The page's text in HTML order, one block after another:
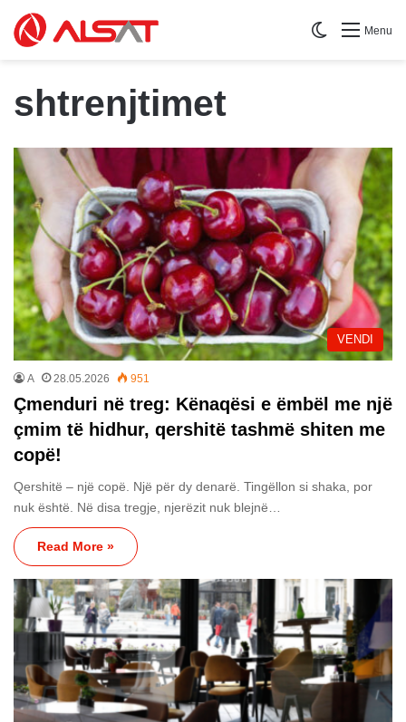
Menu
Switch skin
shtrenjtimet
VENDI
A 28.05.2026 951
Çmenduri në treg: Kënaqësi e ëmbël me një
çmim të hidhur, qershitë tashmë shiten me
copë!
Qershitë – një copë. Një për dy denarë. Tingëllon si shaka, por
nuk është. Në disa tregje, njerëzit nuk blejnë…
Read More »